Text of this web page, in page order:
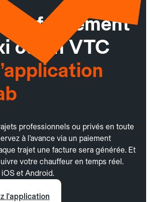
facilement
ou un VTC
professionnels ou privés en toute
à l’avance via un paiement
trajet une facture sera générée. Et
votre chauffeur en temps réel.
et Android.
l'application